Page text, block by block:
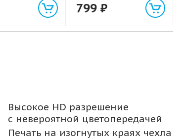
799 ₽
Высокое HD разрешение
с невероятной цветопередачей
Печать на изогнутых краях чехла